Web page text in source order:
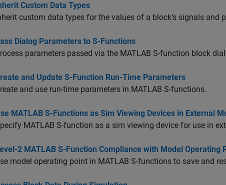
Custom Data Types
custom data types for the values of a block's signals and
Dialog Parameters to S-Functions
parameters passed via the MATLAB S-function block
and Update S-Function Run-Time Parameters
and use run-time parameters in MATLAB S-functions.
MATLAB S-Functions as Sim Viewing Devices in External
MATLAB S-function as a sim viewing device for use in
2 MATLAB S-Function Compliance with Model Operating
model operating point in MATLAB S-functions to save and